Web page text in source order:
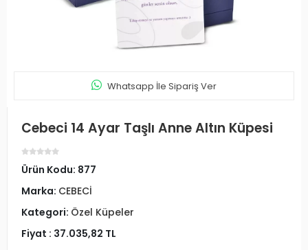
Whatsapp İle Sipariş Ver
Cebeci 14 Ayar Taşlı Anne Altın Küpesi
Ürün Kodu: 877
Marka: CEBECİ
Kategori: Özel Küpeler
Fiyat : 37.035,82 TL